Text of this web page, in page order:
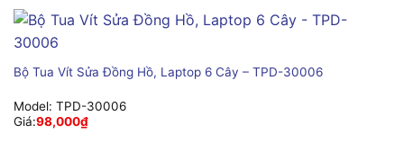
Bộ Tua Vít Sửa Đồng Hồ, Laptop 6 Cây – TPD-30006
Model: TPD-30006
Giá:98,000₫